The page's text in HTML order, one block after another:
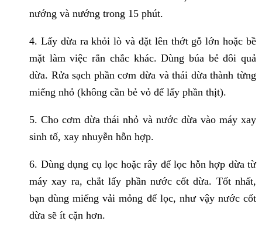
nướng và nướng trong 15 phút.
4. Lấy dừa ra khỏi lò và đặt lên thớt gỗ lớn hoặc bề
mặt làm việc rắn chắc khác. Dùng búa bẻ đôi quả
dừa. Rửa sạch phần cơm dừa và thái dừa thành từng
miếng nhỏ (không cần bẻ vỏ để lấy phần thịt).
5. Cho cơm dừa thái nhỏ và nước dừa vào máy xay
sinh tố, xay nhuyễn hỗn hợp.
6. Dùng dụng cụ lọc hoặc rây để lọc hỗn hợp dừa từ
máy xay ra, chắt lấy phần nước cốt dừa. Tốt nhất,
bạn dùng miếng vải mỏng để lọc, như vậy nước cốt
dừa sẽ ít cặn hơn.